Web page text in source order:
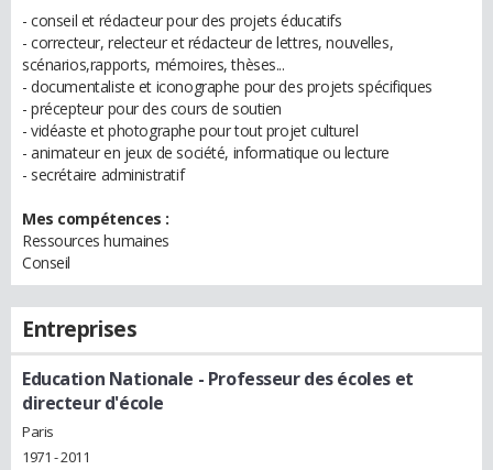
- conseil et rédacteur pour des projets éducatifs
- correcteur, relecteur et rédacteur de lettres, nouvelles,
scénarios,rapports, mémoires, thèses...
- documentaliste et iconographe pour des projets spécifiques
- précepteur pour des cours de soutien
- vidéaste et photographe pour tout projet culturel
- animateur en jeux de société, informatique ou lecture
- secrétaire administratif
Mes compétences :
Ressources humaines
Conseil
Entreprises
Education Nationale - Professeur des écoles et
directeur d'école
Paris
1971 - 2011